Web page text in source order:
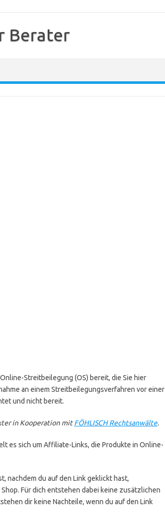
Berater
Streitbeilegung (OS) bereit, die Sie hier
an einem Streitbeilegungsverfahren vor einer
und nicht bereit.
in Kooperation mitFÖHLISCH Rechtsanwälte.
es sich um Affiliate-Links, die Produkte in Online-
nachdem du auf den Link geklickt hast,
Für dich entstehen dabei keine zusätzlichen
dir keine Nachteile, wenn du auf den Link